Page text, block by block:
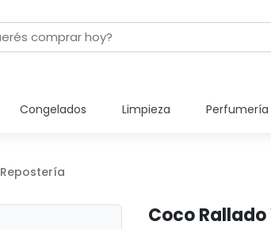
Congelados Limpieza Perfumería
Repostería
Coco